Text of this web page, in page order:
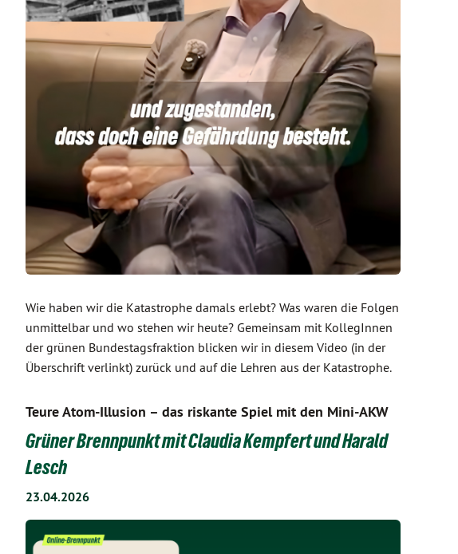
Wie haben wir die Katastrophe damals erlebt? Was waren die Folgen
unmittelbar und wo stehen wir heute? Gemeinsam mit KollegInnen
der grünen Bundestagsfraktion blicken wir in diesem Video (in der
Überschrift verlinkt) zurück und auf die Lehren aus der Katastrophe.
Teure Atom-Illusion – das riskante Spiel mit den Mini-AKW
Grüner Brennpunkt mit Claudia Kempfert und Harald
Lesch
23.04.2026